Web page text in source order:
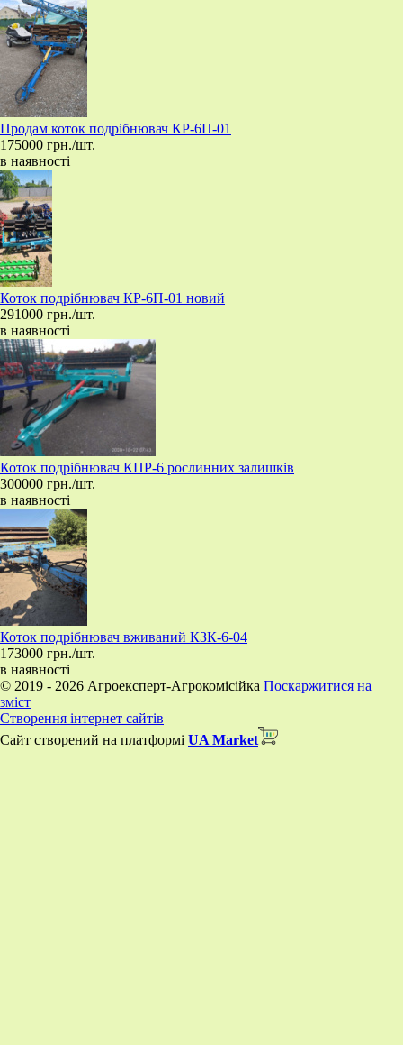
Продам коток подрібнювач КР-6П-01
175000 грн./шт.
в наявності
​Коток подрібнювач КР-6П-01 новий
291000 грн./шт.
в наявності
Коток подрібнювач КПР-6 рослинних залишків
300000 грн./шт.
в наявності
Коток подрібнювач вживаний КЗК-6-04
173000 грн./шт.
в наявності
© 2019 - 2026 Агроексперт-Агрокомісійка Поскаржитися на
зміст
Створення інтернет сайтів
Сайт створений на платформі UA Market